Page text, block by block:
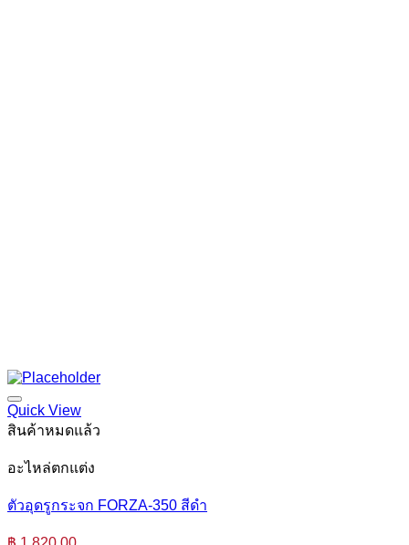
Quick View
สินค้าหมดแล้ว
อะไหล่ตกแต่ง
ตัวอุดรูกระจก FORZA-350 สีดำ